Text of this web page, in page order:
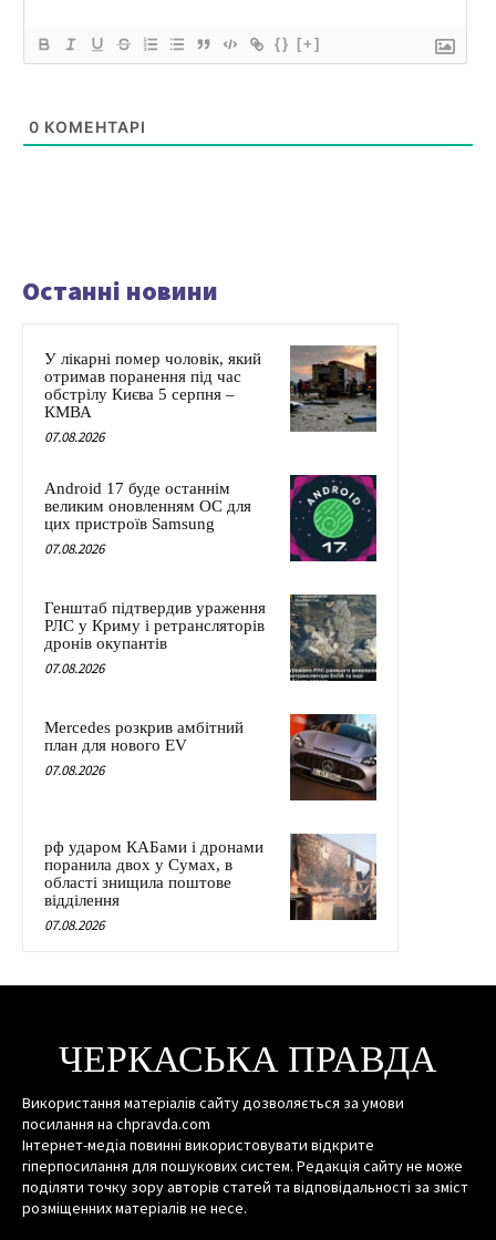
{} [+]
0 КОМЕНТАРІ
Останні новини
У лікарні помер чоловік, який
отримав поранення під час
обстрілу Києва 5 серпня –
КМВА
07.08.2026
Android 17 буде останнім
великим оновленням ОС для
цих пристроїв Samsung
07.08.2026
Генштаб підтвердив ураження
РЛС у Криму і ретрансляторів
дронів окупантів
07.08.2026
Mercedes розкрив амбітний
план для нового EV
07.08.2026
рф ударом КАБами і дронами
поранила двох у Сумах, в
області знищила поштове
відділення
07.08.2026
ЧЕРКАСЬКА ПРАВДА
Використання матеріалів сайту дозволяється за умови
посилання на chpravda.com
Інтернет-медіа повинні використовувати відкрите
гіперпосилання для пошукових систем. Редакція сайту не може
поділяти точку зору авторів статей та відповідальності за зміст
розміщенних матеріалів не несе.